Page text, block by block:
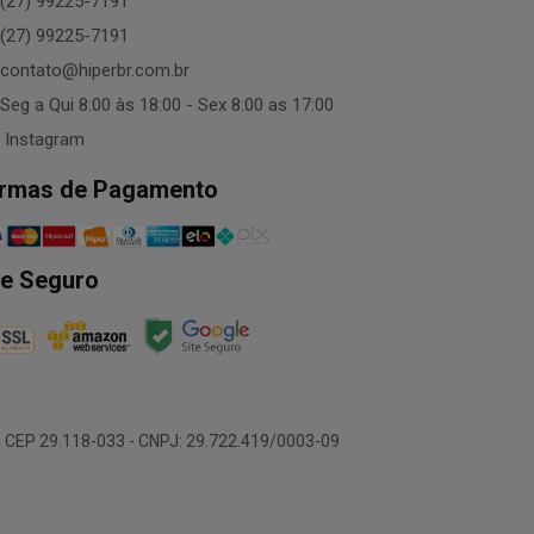
(27) 99225-7191
contato@hiperbr.com.br
Seg a Qui 8:00 às 18:00 - Sex 8:00 as 17:00
Instagram
de Pagamento
Seguro
CEP 29.118-033 - CNPJ: 29.722.419/0003-09